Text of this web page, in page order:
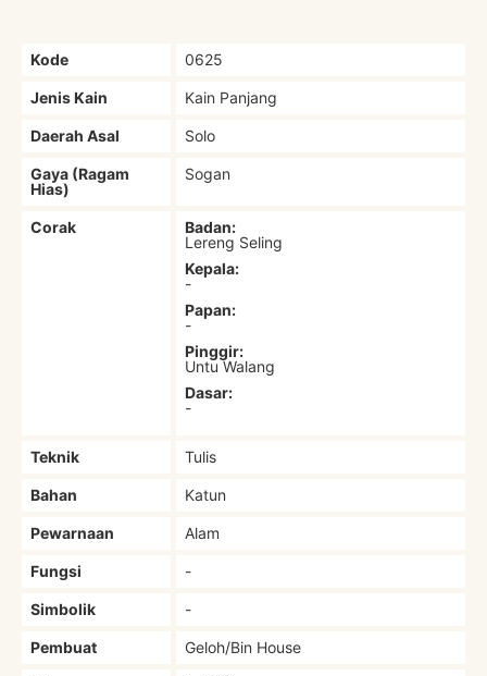
Kode 0625
Jenis Kain Kain Panjang
Daerah Asal Solo
Gaya (Ragam
Hias)
Sogan
Corak
Badan:
Lereng Seling
Kepala:
-
Papan:
-
Pinggir:
Untu Walang
Dasar:
-
Teknik Tulis
Bahan Katun
Pewarnaan Alam
Fungsi -
Simbolik -
Pembuat Geloh/Bin House